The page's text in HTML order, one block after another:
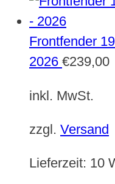
Frontfender
2026 €239,00
inkl. MwSt.
zzgl. Versand
Lieferzeit: 10